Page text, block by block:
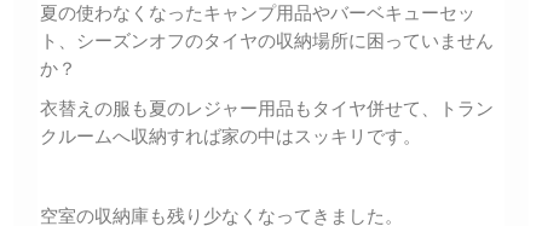
夏の使わなくなったキャンプ用品やバーベキューセッ
ト、シーズンオフのタイヤの収納場所に困っていません
か？
衣替えの服も夏のレジャー用品もタイヤ併せて、トラン
クルームへ収納すれば家の中はスッキリです。
空室の収納庫も残り少なくなってきました。